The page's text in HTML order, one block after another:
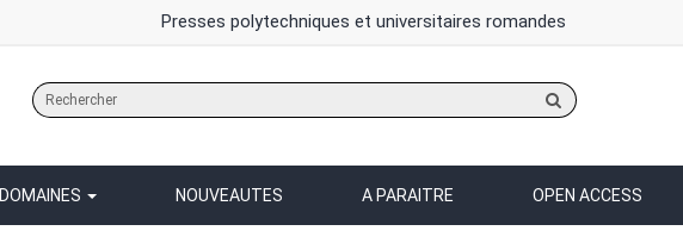
Presses polytechniques et universitaires romandes
sur
site
DOMAINES NOUVEAUTES A PARAITRE OPEN ACCESS